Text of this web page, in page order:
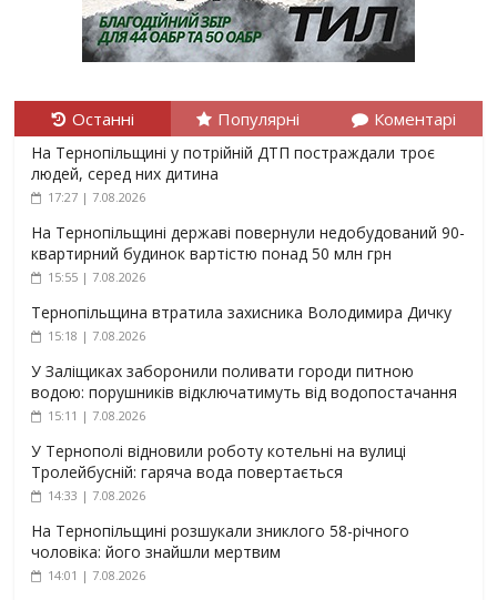
Останні Популярні Коментарі
На Тернопільщині у потрійній ДТП постраждали троє
людей, серед них дитина
17:27 | 7.08.2026
На Тернопільщині державі повернули недобудований 90-
квартирний будинок вартістю понад 50 млн грн
15:55 | 7.08.2026
Тернопільщина втратила захисника Володимира Дичку
15:18 | 7.08.2026
У Заліщиках заборонили поливати городи питною
водою: порушників відключатимуть від водопостачання
15:11 | 7.08.2026
У Тернополі відновили роботу котельні на вулиці
Тролейбусній: гаряча вода повертається
14:33 | 7.08.2026
На Тернопільщині розшукали зниклого 58-річного
чоловіка: його знайшли мертвим
14:01 | 7.08.2026